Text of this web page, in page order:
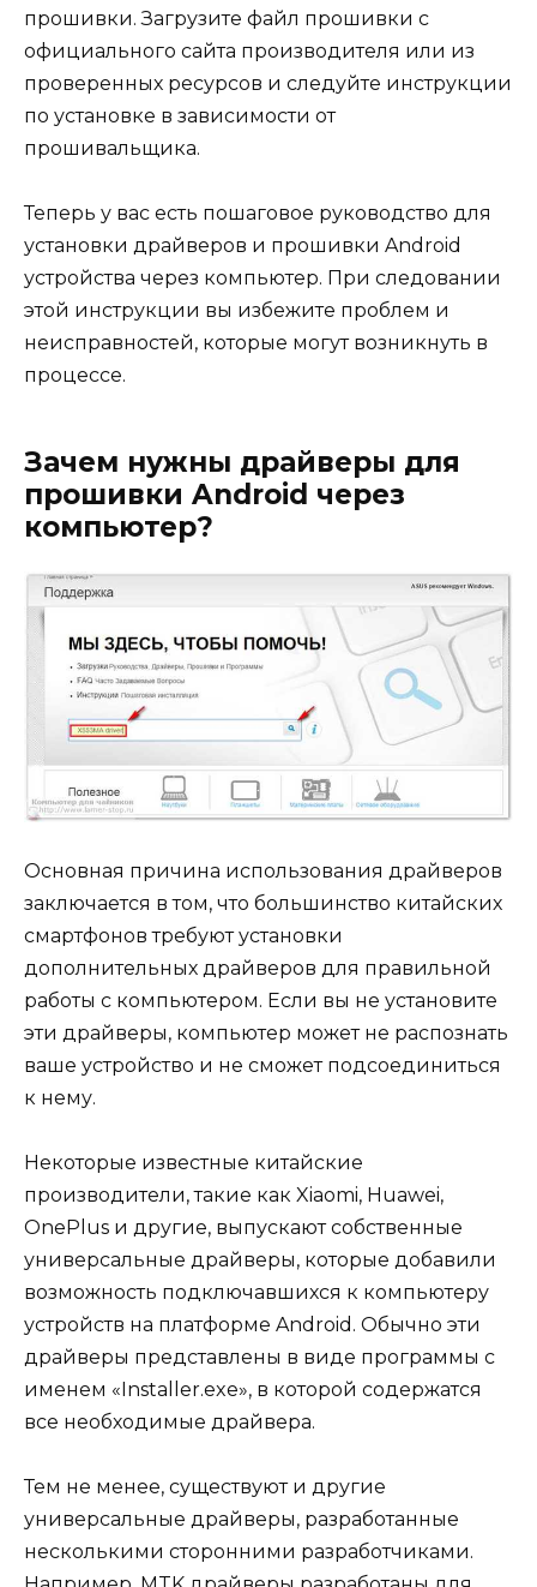
прошивки. Загрузите файл прошивки с
официального сайта производителя или из
проверенных ресурсов и следуйте инструкции
по установке в зависимости от
прошивальщика.
Теперь у вас есть пошаговое руководство для
установки драйверов и прошивки Android
устройства через компьютер. При следовании
этой инструкции вы избежите проблем и
неисправностей, которые могут возникнуть в
процессе.
Зачем нужны драйверы для
прошивки Android через
компьютер?
Основная причина использования драйверов
заключается в том, что большинство китайских
смартфонов требуют установки
дополнительных драйверов для правильной
работы с компьютером. Если вы не установите
эти драйверы, компьютер может не распознать
ваше устройство и не сможет подсоединиться
к нему.
Некоторые известные китайские
производители, такие как Xiaomi, Huawei,
OnePlus и другие, выпускают собственные
универсальные драйверы, которые добавили
возможность подключавшихся к компьютеру
устройств на платформе Android. Обычно эти
драйверы представлены в виде программы с
именем «Installer.exe», в которой содержатся
все необходимые драйвера.
Тем не менее, существуют и другие
универсальные драйверы, разработанные
несколькими сторонними разработчиками.